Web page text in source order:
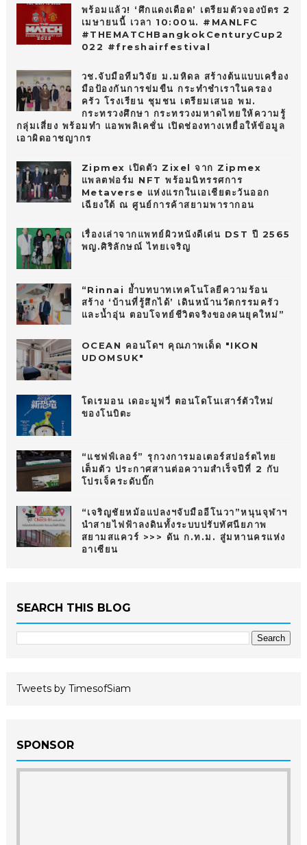
พร้อมแล้ว! ‘ศึกแดงเดือด’ เตรียมตัวจองบัตร 2
เมษายนนี้ เวลา 10:00น. #MANLFC
#THEMATCHBangkokCenturyCup2
022 #freshairfestival
วช.จับมือทีมวิจัย ม.มหิดล สร้างต้นแบบเครื่อง
มือป้องกันการข่มขืน กระทำชำเราในครอง
ครัว โรงเรียน ชุมชน เตรียมเสนอ พม.
กระทรวงศึกษา กระทรวงมหาดไทยให้ความรู้
กลุ่มเสี่ยง พร้อมทำ แอพพลิเคชั่น เปิดช่องทางเหยื่อให้ข้อมูล
เอาผิดอาชญากร
Zipmex เปิดตัว Zixel จาก Zipmex
แพลตฟอร์ม NFT พร้อมนิทรรศการ
Metaverse แห่งแรกในเอเชียตะวันออก
เฉียงใต้ ณ ศูนย์การค้าสยามพารากอน
เรื่องเล่าจากแพทย์ผิวหนังดีเด่น DST ปี 2565
พญ.ศิริลักษณ์ ไทยเจริญ
“Rinnai ย้ำบทบาทเทคโนโลยีความร้อน
สร้าง ‘บ้านที่รู้สึกได้’ เดินหน้านวัตกรรมครัว
และน้ำอุ่น ตอบโจทย์ชีวิตจริงของคนยุคใหม่”
OCEAN คอนโดฯ คุณภาพเด็ด "IKON
UDOMSUK"
โดเรมอน เดอะมูฟวี่ ตอนโดโนเสาร์ตัวใหม่
ของโนบิตะ
“แชฟฟ์เลอร์” รุกวงการมอเตอร์สปอร์ตไทย
เต็มตัว ประกาศสานต่อความสำเร็จปีที่ 2 กับ
โปรเจ็คระดับบิ๊ก
“เจริญชัยหม้อแปลงฯจับมืออีโนวา”หนุนจุฬาฯ
นำสายไฟฟ้าลงดินทั้งระบบปรับทัศนียภาพ
สยามสแควร์ >>> ดัน ก.ท.ม. สู่มหานครแห่ง
อาเซียน
SEARCH THIS BLOG
Tweets by TimesofSiam
SPONSOR